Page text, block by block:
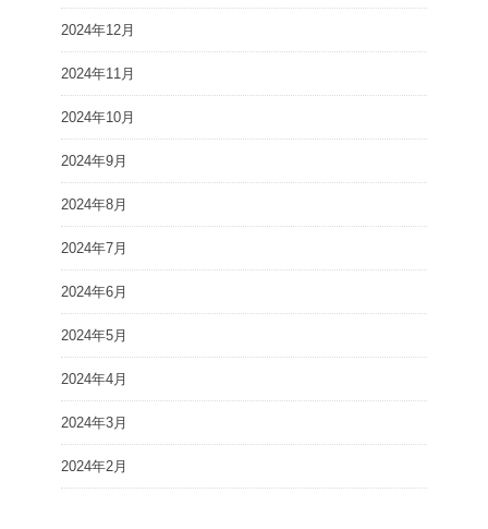
2024年12月
2024年11月
2024年10月
2024年9月
2024年8月
2024年7月
2024年6月
2024年5月
2024年4月
2024年3月
2024年2月